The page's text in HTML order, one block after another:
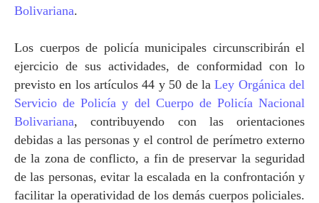
Bolivariana.
Los cuerpos de policía municipales circunscribirán el
ejercicio de sus actividades, de conformidad con lo
previsto en los artículos 44 y 50 de laLey Orgánicadel
Servicio de Policía y del Cuerpo de Policía Nacional
Bolivariana, contribuyendo con las orientaciones
debidas a las personas y el control de perímetro externo
de la zona de conflicto, a fin de preservar la seguridad
de las personas, evitar la escalada en la confrontación y
facilitar la operatividad de los demás cuerpos policiales.